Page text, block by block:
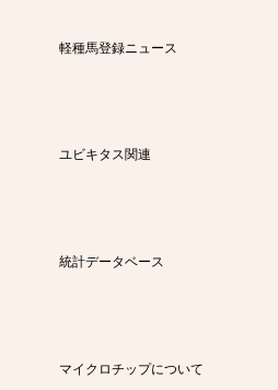
軽種馬登録ニュース
ユビキタス関連
統計データベース
マイクロチップについて